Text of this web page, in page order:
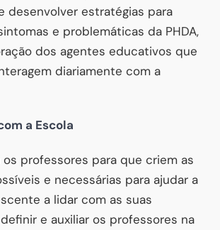
desenvolver estratégias para
e problemáticas da PHDA,
dos agentes educativos que
diariamente com a
a Escola
professores para que criem as
e necessárias para ajudar a
a lidar com as suas
e auxiliar os professores na